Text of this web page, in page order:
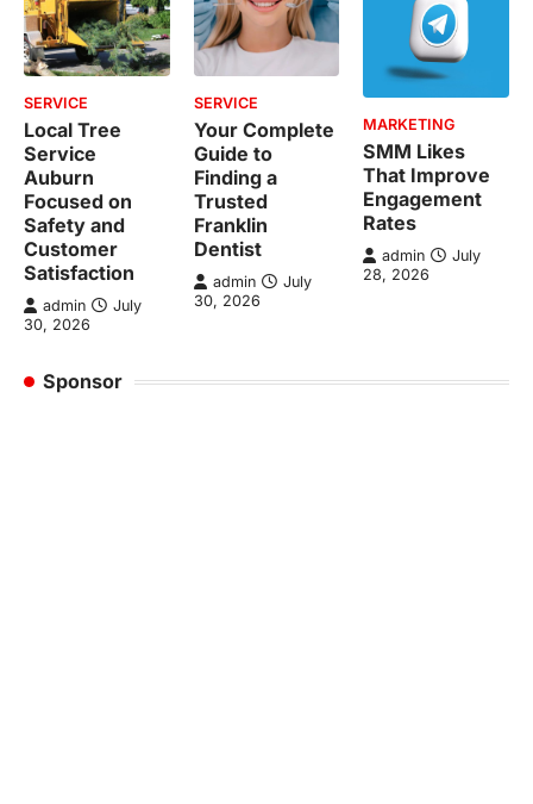
SERVICE
Local Tree
Service
Auburn
Focused on
Safety and
Customer
Satisfaction
admin
July
30, 2026
SERVICE
Your Complete
Guide to
Finding a
Trusted
Franklin
Dentist
admin
July
30, 2026
MARKETING
SMM Likes
That Improve
Engagement
Rates
admin
July
28, 2026
Sponsor